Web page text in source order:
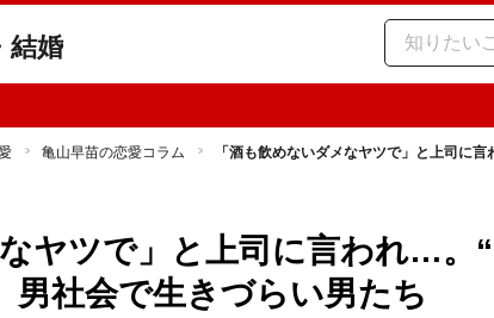
結婚
亀山早苗の恋愛コラム 「酒も飲めないダメなヤツで」と上司に
なヤツで」と上司に言われ…。
男社会で生きづらい男たち